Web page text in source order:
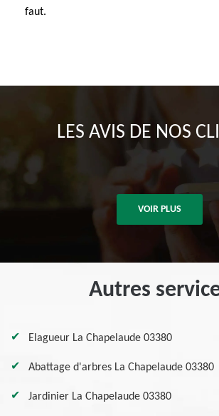
faut.
LES AVIS DE NOS
VOIR PLUS
Autres
Elagueur La Chapelaude 03380
Abattage d'arbres La Chapelaude 03380
Jardinier La Chapelaude 03380